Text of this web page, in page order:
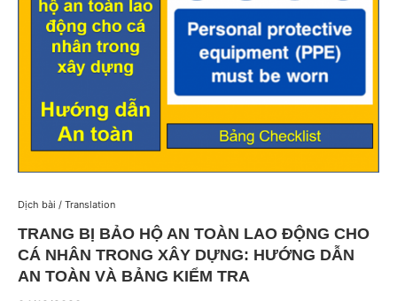
Dịch bài / Translation
TRANG BỊ BẢO HỘ AN TOÀN LAO ĐỘNG CHO
CÁ NHÂN TRONG XÂY DỰNG: HƯỚNG DẪN
AN TOÀN VÀ BẢNG KIỂM TRA